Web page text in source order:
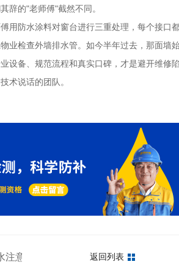
辞的"老师傅"截然不同。
用防水涂料对窗台进行三重处理，每个接口
业检查外墙排水管。如今半年过去，那面墙
设备、规范流程和真实口碑，才是避开维修
术说话的团队。
注意事项你一定要知道返回列表